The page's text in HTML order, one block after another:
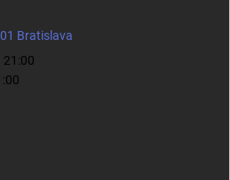
Bratislava
21:00